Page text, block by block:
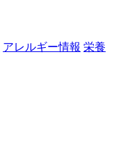
アレルギー情報 栄養